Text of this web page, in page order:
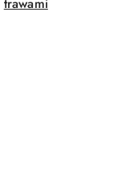
trawami